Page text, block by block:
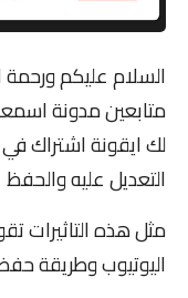
السلام عليكم ورحمة
متابعين مدونة
لك ايقونة اشتراك
التعديل عليه
مثل هذه التاثيرات
اليوتيوب وطريقة